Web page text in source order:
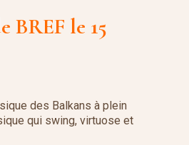
BREF le 15
des Balkans à plein
qui swing, virtuose et